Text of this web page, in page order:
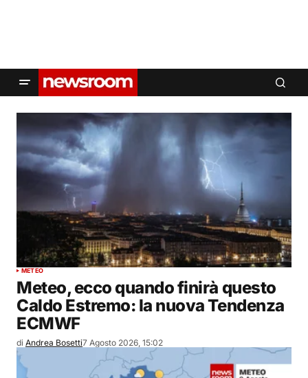
METEO
Meteo, ecco quando finirà questo
Caldo Estremo: la nuova Tendenza
ECMWF
di Andrea Bosetti7 Agosto 2026, 15:02